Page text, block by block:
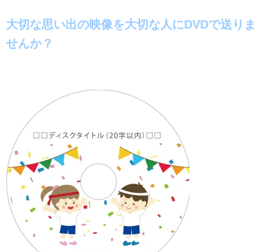
大切な思い出の映像を大切な人にDVDで送りま
せんか？